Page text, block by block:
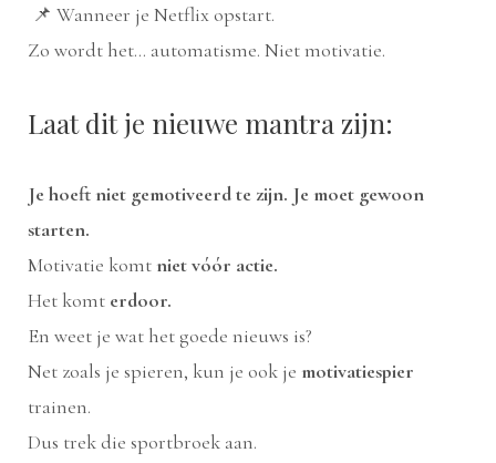
📌 Wanneer je Netflix opstart.
Zo wordt het… automatisme. Niet motivatie.
Laat dit je nieuwe mantra zijn:
Je hoeft niet gemotiveerd te zijn. Je moet gewoon
starten.
Motivatie komt niet vóór actie.
Het komt erdoor.
En weet je wat het goede nieuws is?
Net zoals je spieren, kun je ook je motivatiespier
trainen.
Dus trek die sportbroek aan.